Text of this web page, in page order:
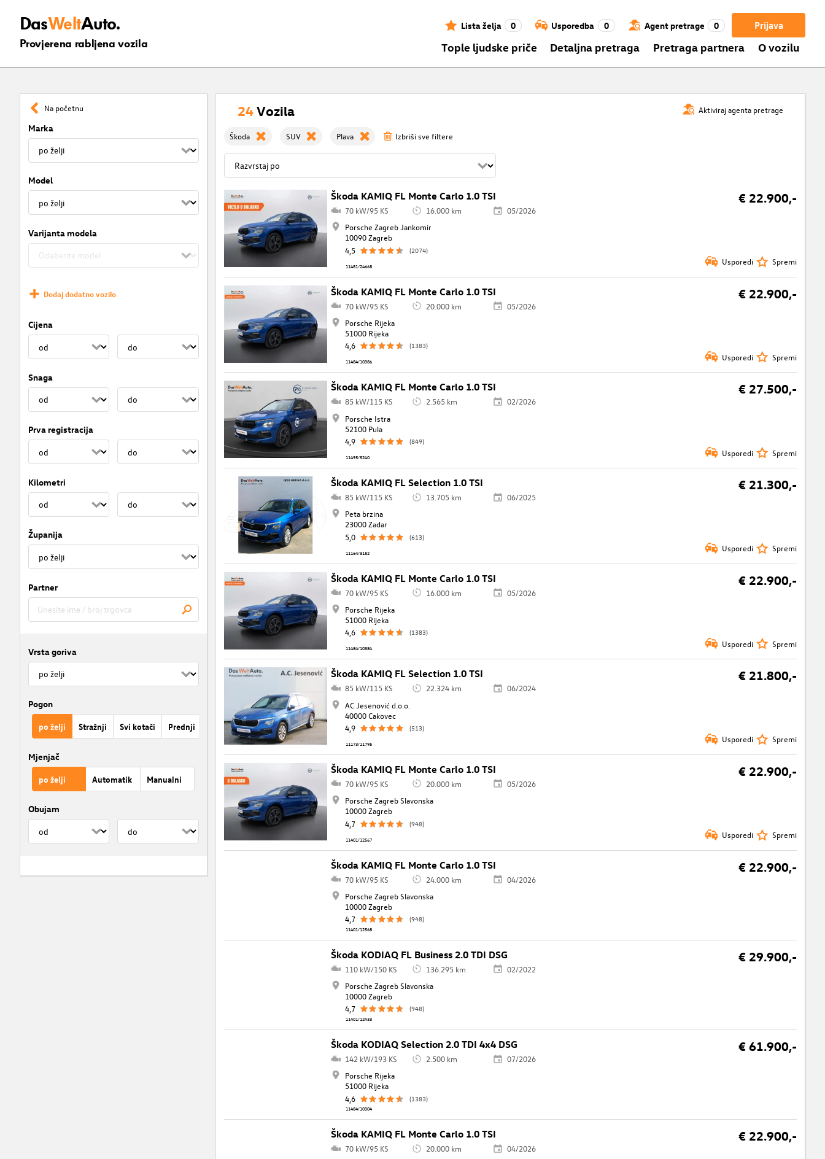
DasWeltAuto.
Provjerena rabljena vozila
Prijava
Lista želja 0 Usporedba 0 Agent pretrage 0
Tople ljudske priče Detaljna pretraga Pretraga partnera O vozilu
Na početnu
Marka
Model
Varijanta modela
Dodaj dodatno vozilo
Cijena
Snaga
Prva registracija
Kilometri
Županija
Partner
Vrsta goriva
Pogon
po želji Stražnji Svi kotači Prednji
Mjenjač
po želji Automatik Manualni
Obujam
Aktiviraj agenta pretrage
24Vozila
Škoda SUV Plava Izbriši sve filtere
Škoda KAMIQ FL Monte Carlo 1.0 TSI € 22.900,-
70 kW/95 KS 16.000 km
05/2026
Porsche Zagreb Jankomir
10090 Zagreb
4,5
(2074)
11481/24668 Usporedi Spremi
Škoda KAMIQ FL Monte Carlo 1.0 TSI € 22.900,-
70 kW/95 KS 20.000 km
05/2026
Porsche Rijeka
51000 Rijeka
4,6
(1383)
11484/10386 Usporedi Spremi
Škoda KAMIQ FL Monte Carlo 1.0 TSI € 27.500,-
85 kW/115 KS 2.565 km
02/2026
Porsche Istra
52100 Pula
4,9
(849)
11495/5240 Usporedi Spremi
Škoda KAMIQ FL Selection 1.0 TSI € 21.300,-
85 kW/115 KS 13.705 km
06/2025
Peta brzina
23000 Zadar
5,0
(613)
11164/3152 Usporedi Spremi
Škoda KAMIQ FL Monte Carlo 1.0 TSI € 22.900,-
70 kW/95 KS 16.000 km
05/2026
Porsche Rijeka
51000 Rijeka
4,6
(1383)
11484/10384 Usporedi Spremi
Škoda KAMIQ FL Selection 1.0 TSI € 21.800,-
85 kW/115 KS 22.324 km
06/2024
AC Jesenović d.o.o.
40000 Cakovec
4,9
(513)
11173/11795 Usporedi Spremi
Škoda KAMIQ FL Monte Carlo 1.0 TSI € 22.900,-
70 kW/95 KS 20.000 km
05/2026
Porsche Zagreb Slavonska
10000 Zagreb
4,7
(948)
11401/12567 Usporedi Spremi
Škoda KAMIQ FL Monte Carlo 1.0 TSI € 22.900,-
70 kW/95 KS 24.000 km
04/2026
Porsche Zagreb Slavonska
10000 Zagreb
4,7
(948)
11401/12568
Škoda KODIAQ FL Business 2.0 TDI DSG € 29.900,-
110 kW/150 KS 136.295 km
02/2022
Porsche Zagreb Slavonska
10000 Zagreb
4,7
(948)
11401/12433
Škoda KODIAQ Selection 2.0 TDI 4x4 DSG € 61.900,-
142 kW/193 KS 2.500 km
07/2026
Porsche Rijeka
51000 Rijeka
4,6
(1383)
11484/10304
Škoda KAMIQ FL Monte Carlo 1.0 TSI € 22.900,-
70 kW/95 KS 20.000 km
04/2026